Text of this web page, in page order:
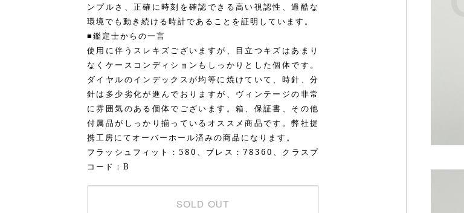
ンプルさ、正確に時刻を確認できる高い視認性、過酷な
環境でも動き続ける時計であることを証明しています。
■鑑定士からの一言
使用に伴うスレキズございますが、目立つキズはあまり
なくケースコンディションもしっかりとした個体です。
ダイヤルのインデックスが均等に焼けていて、時針、分
針は多少劣化が進んでおりますが、ヴィンテージの非常
に雰囲気のある個体でございます。箱、保証書、その他
付属品がしっかり揃っているオススメ商品です。弊社提
携工房にてオーバーホール済みの商品になります。
フラッシュフィット：580、ブレス：78360、クラスプ
コード：B
SOLD OUT